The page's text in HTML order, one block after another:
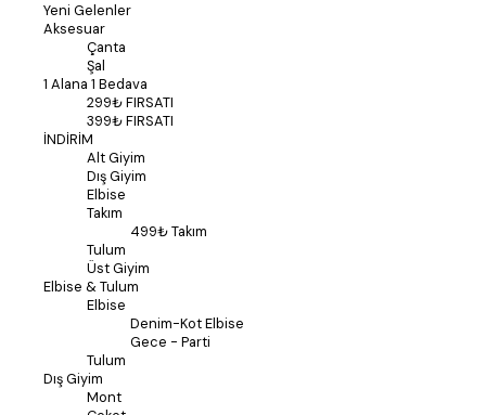
Yeni Gelenler
Aksesuar
Çanta
Şal
1 Alana 1 Bedava
299₺ FIRSATI
399₺ FIRSATI
İNDİRİM
Alt Giyim
Dış Giyim
Elbise
Takım
499₺ Takım
Tulum
Üst Giyim
Elbise & Tulum
Elbise
Denim-Kot Elbise
Gece - Parti
Tulum
Dış Giyim
Mont